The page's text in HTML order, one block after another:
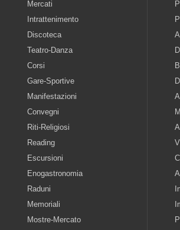
Mercati
Intrattenimento
Discoteca
Teatro-Danza
Corsi
Gare-Sportive
Manifestazioni
Convegni
Riti-Religiosi
Reading
Escursioni
Enogastronomia
Raduni
Memoriali
Mostre-Mercato